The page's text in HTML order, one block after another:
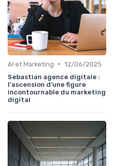
AI et Marketing • 12/06/2025
Sebastian agence digitale :
l'ascension d'une figure
incontournable du marketing
digital